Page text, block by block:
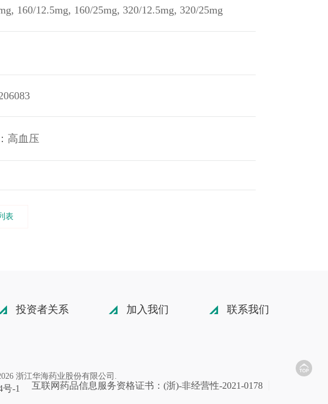
160/12.5mg, 160/25mg, 320/12.5mg, 320/25mg
高血压
表
投资者关系 加入我们 联系我们
浙江华海药业股份有限公司.
互联网药品信息服务资格证书：(浙)-非经营性-2021-0178
号-1